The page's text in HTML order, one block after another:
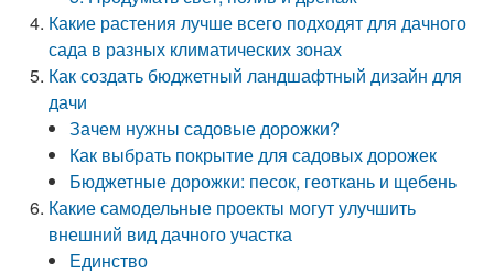
Какие растения лучше всего подходят для дачного
сада в разных климатических зонах
Как создать бюджетный ландшафтный дизайн для
дачи
Зачем нужны садовые дорожки?
Как выбрать покрытие для садовых дорожек
Бюджетные дорожки: песок, геоткань и щебень
Какие самодельные проекты могут улучшить
внешний вид дачного участка
Единство